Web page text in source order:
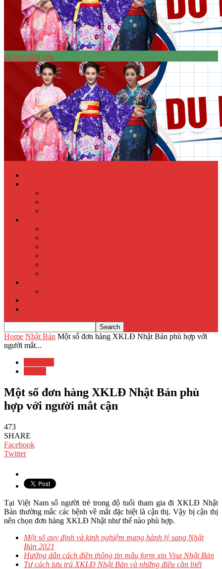
du học nhật bản
Home Nhật Bản Một số đơn hàng XKLĐ Nhật Bản phù hợp với
người mắt...
Một số đơn hàng XKLĐ Nhật Bản phù
hợp với người mắt cận
473
SHARE
Facebook
Twitter
Tại Việt Nam số người trẻ trong độ tuổi tham gia đi XKLĐ Nhật
Bản thường mắc các bệnh về mắt đặc biệt là cận thị. Vậy bị cận thị
nên chọn đơn hàng XKLĐ Nhật như thế nào phù hợp.
Một số quy định và kinh nghiệm mang hành lý sang Nhật
Bản 2021
Hướng dẫn cách điền thông tin mẫu form xin Visa Nhật Bản
Tư cách lưu trú XKLĐ Nhật Bản và những điều cần biết